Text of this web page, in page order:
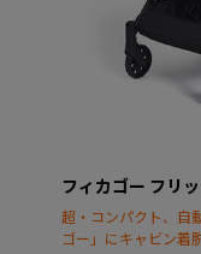
フィカゴー フリ
超・コンパクト、自
ゴー」にキャビン着